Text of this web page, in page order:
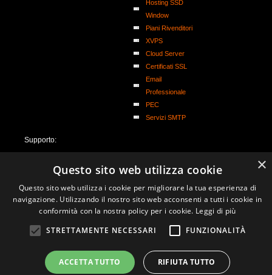
Hosting SSD
Window
Piani Rivenditori
XVPS
Cloud Server
Certificati SSL
Email
Professionale
PEC
Servizi SMTP
Supporto:
Guide Servizi
Documentazione
Informazioni
×
Questo sito web utilizza cookie
Questo sito web utilizza i cookie per migliorare la tua esperienza di
navigazione. Utilizzando il nostro sito web acconsenti a tutti i cookie in
conformità con la nostra policy per i cookie. Leggi di più
STRETTAMENTE NECESSARI
FUNZIONALITÀ
ACCETTA TUTTO RIFIUTA TUTTO